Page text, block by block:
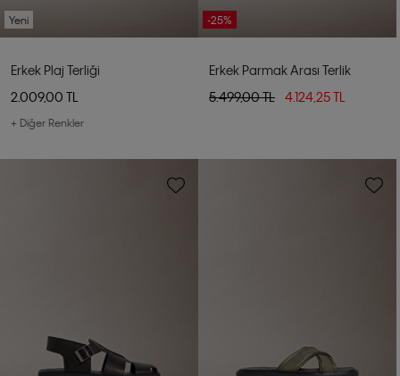
Yeni
Erkek Plaj Terliği
2.009,00 TL
+ Diğer Renkler
-25%
Erkek Parmak Arası Terlik
5.499,00 TL
4.124,25 TL